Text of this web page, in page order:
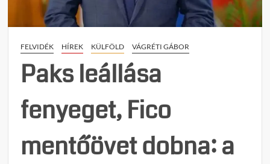
FELVIDÉK HÍREK KÜLFÖLD VÁGRÉTI GÁBOR
Paks leállása
fenyeget, Fico
mentőövet dobna: a